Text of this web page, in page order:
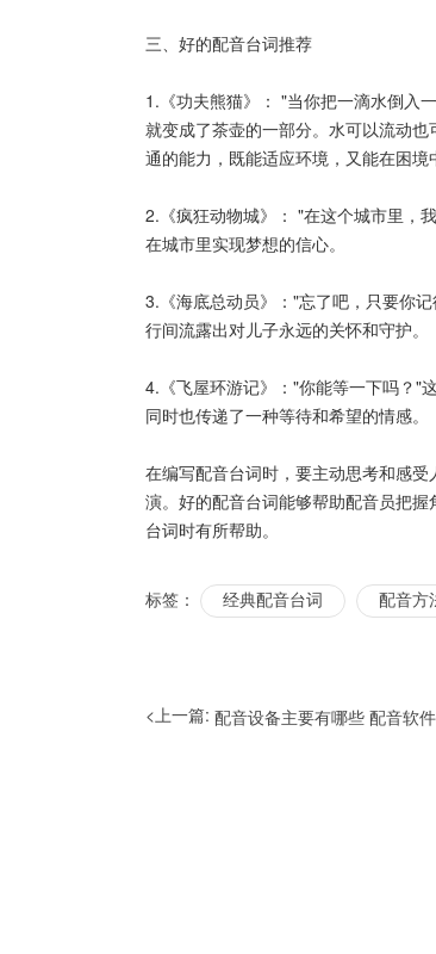
三、好的配音台词推荐
1.《功夫熊猫》： "当你把一滴水倒入
就变成了茶壶的一部分。水可以流动
通的能力，既能适应环境，又能在困境
2.《疯狂动物城》： "在这个城市里，
在城市里实现梦想的信心。
3.《海底总动员》："忘了吧，只要你
行间流露出对儿子永远的关怀和守护。
4.《飞屋环游记》："你能等一下吗？"
同时也传递了一种等待和希望的情感。
在编写配音台词时，要主动思考和感
演。好的配音台词能够帮助配音员把
台词时有所帮助。
标签： 经典配音台词 配音方
<上一篇: